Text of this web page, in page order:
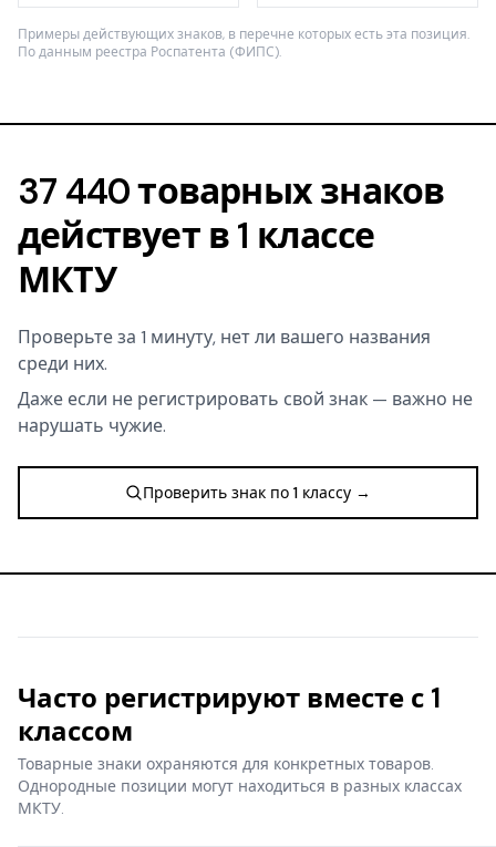
Примеры действующих знаков, в перечне которых есть эта позиция.
По данным реестра Роспатента (ФИПС).
37 440 товарных знаков
действует в 1 классе
МКТУ
Проверьте за 1 минуту, нет ли вашего названия
среди них.
Даже если не регистрировать свой знак — важно не
нарушать чужие.
Проверить знак по 1 классу →
Часто регистрируют вместе с 1
классом
Товарные знаки охраняются для конкретных товаров.
Однородные позиции могут находиться в разных классах
МКТУ.